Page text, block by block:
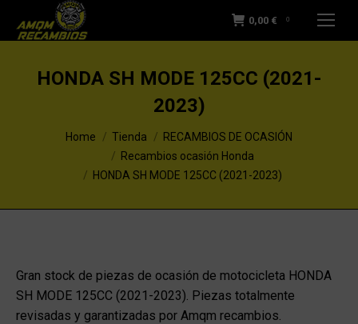
0,00 € 0
HONDA SH MODE 125CC (2021-
2023)
You are here:Home Tienda
RECAMBIOS DE OCASIÓN
Recambios ocasión Honda
HONDA SH MODE 125CC (2021-2023)
Gran stock de piezas de ocasión de motocicleta HONDA
SH MODE 125CC (2021-2023). Piezas totalmente
revisadas y garantizadas por Amqm recambios.